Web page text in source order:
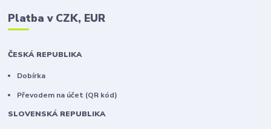
Platba v CZK, EUR
ČESKÁ REPUBLIKA
Dobírka
Převodem na účet (QR kód)
SLOVENSKÁ REPUBLIKA